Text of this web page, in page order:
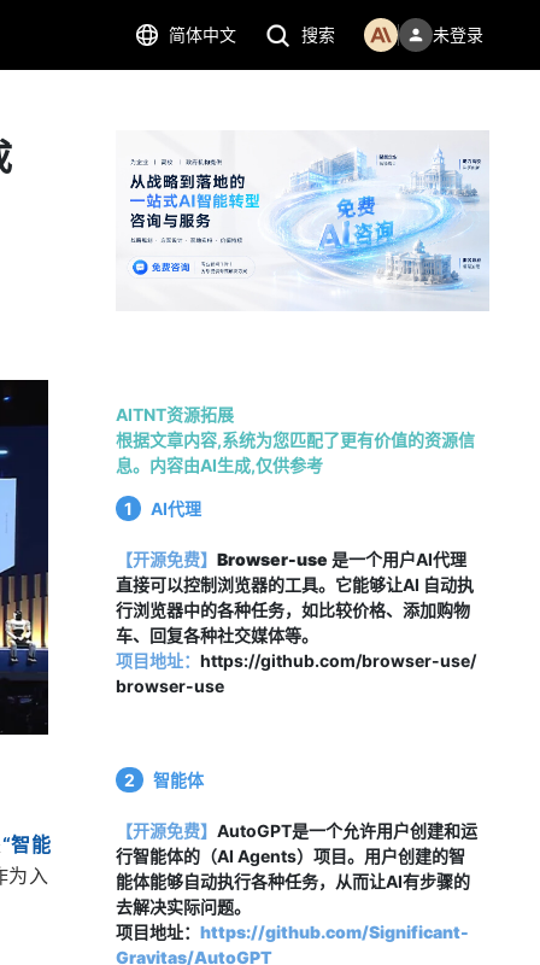
简体中文 搜索 未登录
“智能
为入
AITNT资源拓展
根据文章内容,系统为您匹配了更有价值的资源信
息。内容由AI生成,仅供参考
1 AI代理
【开源免费】 Browser-use 是一个用户AI代理
直接可以控制浏览器的工具。它能够让AI 自动执
行浏览器中的各种任务，如比较价格、添加购物
车、回复各种社交媒体等。
项目地址： https://github.com/browser-use/
browser-use
2 智能体
【开源免费】 AutoGPT是一个允许用户创建和运
行智能体的（AI Agents）项目。用户创建的智
能体能够自动执行各种任务，从而让AI有步骤的
去解决实际问题。
项目地址： https://github.com/Significant-
Gravitas/AutoGPT